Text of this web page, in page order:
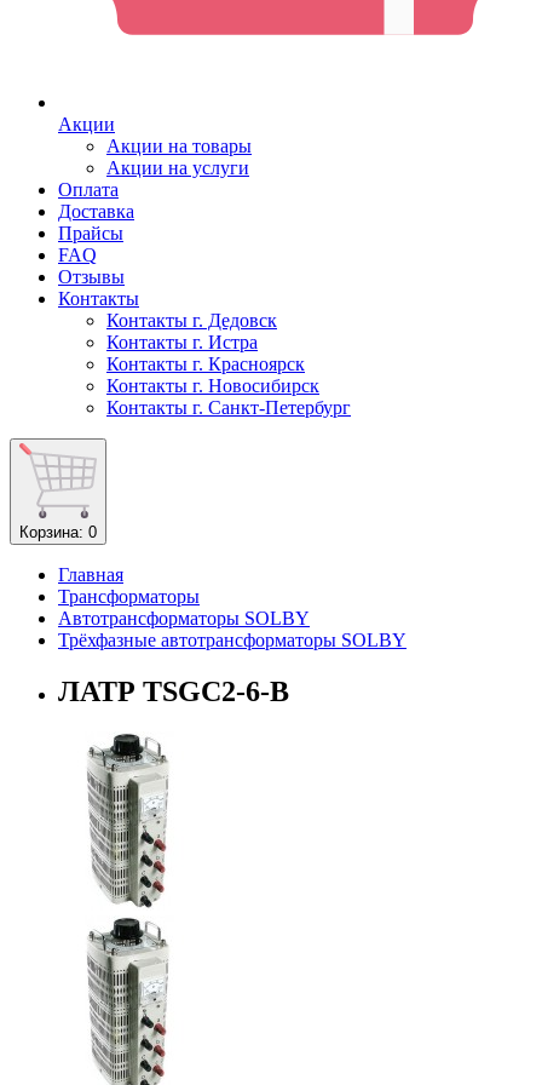
Акции
Акции на товары
Акции на услуги
Оплата
Доставка
Прайсы
FAQ
Отзывы
Контакты
Контакты г. Дедовск
Контакты г. Истра
Контакты г. Красноярск
Контакты г. Новосибирск
Контакты г. Санкт-Петербург
Корзина: 0
Главная
Трансформаторы
Автотрансформаторы SOLBY
Трёхфазные автотрансформаторы SOLBY
ЛАТР TSGC2-6-В